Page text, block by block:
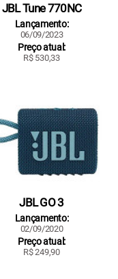
JBL Tune 770NC
Lançamento:
06/09/2023
Preço atual:
R$ 530,33
JBL GO 3
Lançamento:
02/09/2020
Preço atual:
R$ 249,90